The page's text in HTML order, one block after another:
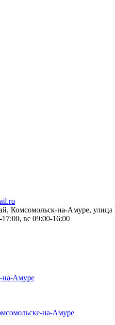
Комсомольск-на-Амуре, улица
вс 09:00-16:00
на-Амуре
на-Амуре